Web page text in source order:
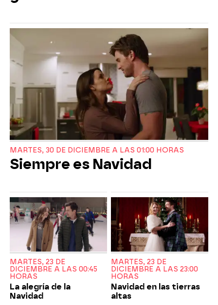
MARTES, 30 DE DICIEMBRE A LAS 01:00 HORAS
Siempre es Navidad
MARTES, 23 DE
DICIEMBRE A LAS 00:45
HORAS
La alegría de la
Navidad
MARTES, 23 DE
DICIEMBRE A LAS 23:00
HORAS
Navidad en las tierras
altas